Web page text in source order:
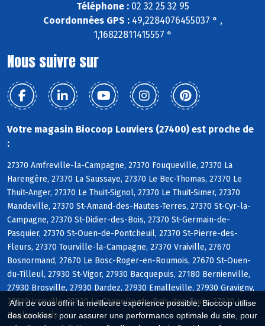
Afin de vous offrir la meilleure expérience possible, Biocoop utilise
des cookies : pour assurer une performance optimale du site, pour
Téléphone :02 32 25 32 95
Coordonnées GPS :49,2284076455037 ° ,
1,16822811415557 °
Nous suivre sur
Votre magasin Biocoop Louviers (27400) est proche de
:
27370 Amfreville-la-Campagne, 27370 Fouqueville, 27370 La
Harengère, 27370 La Saussaye, 27370 Le Bec-Thomas, 27370 Le
Thuit-Anger, 27370 Le Thuit-Signol, 27370 Le Thuit-Simer, 27370
Mandeville, 27370 St-Amand-des-Hautes-Terres, 27370 St-Cyr-la-
Campagne, 27370 St-Didier-des-Bois, 27370 St-Germain-de-
Pasquier, 27370 St-Ouen-de-Pontcheuil, 27370 St-Pierre-des-
Fleurs, 27370 Tourville-la-Campagne, 27370 Vraiville, 27670
Bosnormand, 27670 Le Bosc-Roger-en-Roumois, 27670 St-Ouen-
du-Tilleul, 27930 St-Vigor, 27930 Bacquepuis, 27180 Bernienville,
27930 Brosville, 27930 Dardez, 27930 Emalleville, 27930 Gravigny,
27930 Irreville, 27930 La Chapelle-du-Bois-des-Faulx, 27930 Le
Boulay-Morin